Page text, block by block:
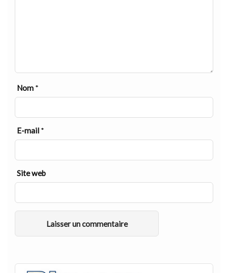
Nom *
E-mail *
Site web